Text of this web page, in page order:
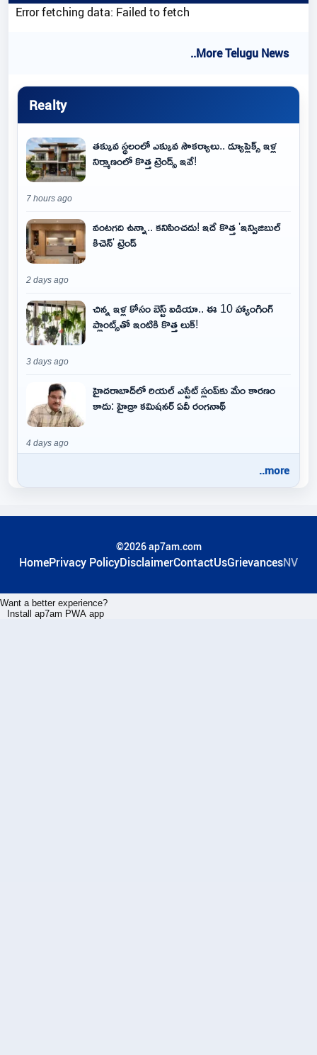
Error fetching data: Failed to fetch
..More Telugu News
Realty
తక్కువ స్థలంలో ఎక్కువ సౌకర్యాలు.. డ్యూప్లెక్స్ ఇళ్ల
నిర్మాణంలో కొత్త ట్రెండ్స్ ఇవే!
7 hours ago
వంటగది ఉన్నా.. కనిపించదు! ఇదే కొత్త 'ఇన్విజిబుల్
కిచెన్' ట్రెండ్
2 days ago
చిన్న ఇళ్ల కోసం బెస్ట్ ఐడియా.. ఈ 10 హ్యాంగింగ్
ప్లాంట్స్‌తో ఇంటికి కొత్త లుక్!
3 days ago
హైదరాబాద్‌లో రియల్ ఎస్టేట్ స్లంప్‌కు మేం కారణం
కాదు: హైడ్రా కమిషనర్ ఏవీ రంగనాథ్
4 days ago
..more
©2026 ap7am.com
HomePrivacy PolicyDisclaimerContactUsGrievancesNV
Want a better experience?
Install ap7am PWA app